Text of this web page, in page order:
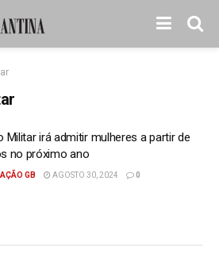
Militar irá admitir mulheres a partir de
no próximo ano
GB AGOSTO 30, 2024 0